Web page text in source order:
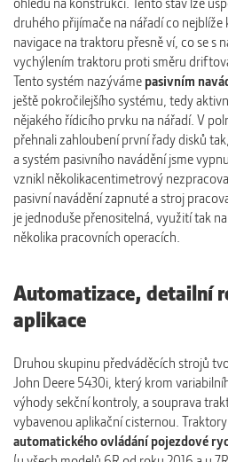
druhého přijímače na nářadí co
navigace na traktoru přesně ví, co se s
vychýlením traktoru proti směru
Tento systém nazýváme pasivním
ještě pokročilejšího systému, tedy
nějakého řídicího prvku na nářadí. V
přehnali zahloubení první řady disků
a systém pasivního navádění jsme
vznikl několikacentimetrový
pasivní navádění zapnuté a stroj
je jednoduše přenositelná, využití tak
několika pracovních operacích.
Automatizace, detailní
aplikace
Druhou skupinu předváděcích strojů
John Deere 5430i, který krom
výhody sekční kontroly, a souprava
vybavenou aplikační cisternou.
automatického ovládání pojezdové